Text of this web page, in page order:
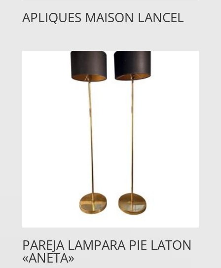
APLIQUES MAISON LANCEL
PAREJA LAMPARA PIE LATON
«ANETA»